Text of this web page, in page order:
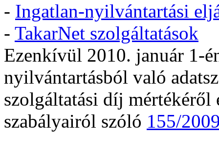
- Ingatlan-nyilvántartási
- TakarNet szolgáltatások
Ezenkívül 2010. január 1-
nyilvántartásból való
szolgáltatási díj mértékéről
szabályairól szóló 155/